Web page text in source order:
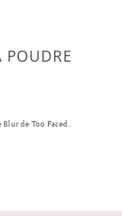
POUDRE
de Too Faced.